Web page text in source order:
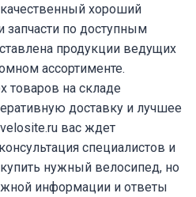
хороший
запчасти по доступным
продукции ведущих
ассортименте.
товаров на складе
доставку и лучшее
вас ждет
специалистов и
нужный велосипед, но
информации и ответы